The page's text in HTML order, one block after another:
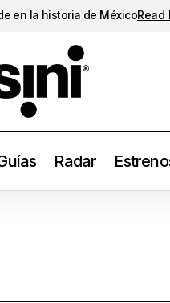
en la historia de MéxicoRead
Radar